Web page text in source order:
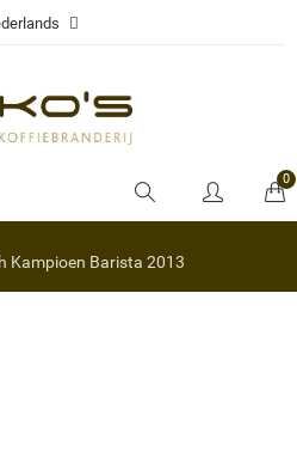
0
Kampioen Barista 2013